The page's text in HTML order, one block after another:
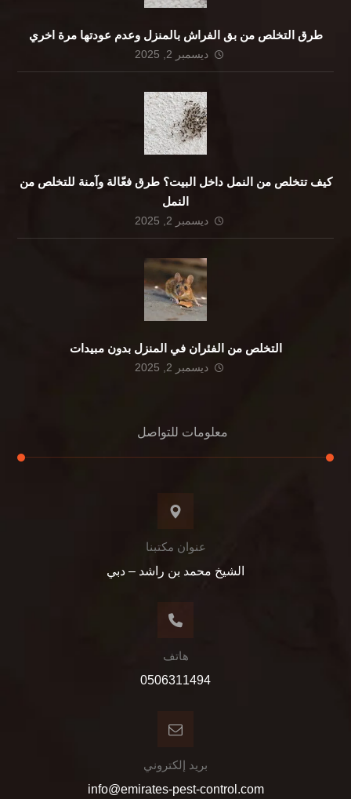
طرق التخلص من بق الفراش بالمنزل وعدم عودتها مرة اخري
ديسمبر 2, 2025
كيف تتخلص من النمل داخل البيت؟ طرق فعّالة وآمنة للتخلص من
النمل
ديسمبر 2, 2025
التخلص من الفئران في المنزل بدون مبيدات
ديسمبر 2, 2025
معلومات للتواصل
عنوان مكتبنا
الشيخ محمد بن راشد – دبي
هاتف
0506311494
بريد إلكتروني
info@emirates-pest-control.com